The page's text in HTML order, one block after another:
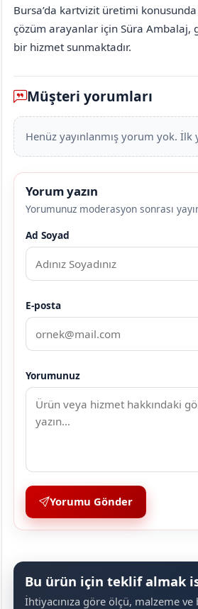
Bursa’da kartvizit üretimi
çözüm arayanlar için Süra Ambalaj,
bir hizmet sunmaktadır.
Müşteri yorumları
Henüz yayınlanmış yorum yok. İlk
Yorum yazın
Yorumunuz moderasyon sonrası
Ad Soyad
E-posta
Yorumunuz
Yorumu Gönder
Bu ürün için teklif almak
İhtiyacınıza göre ölçü, malzeme ve